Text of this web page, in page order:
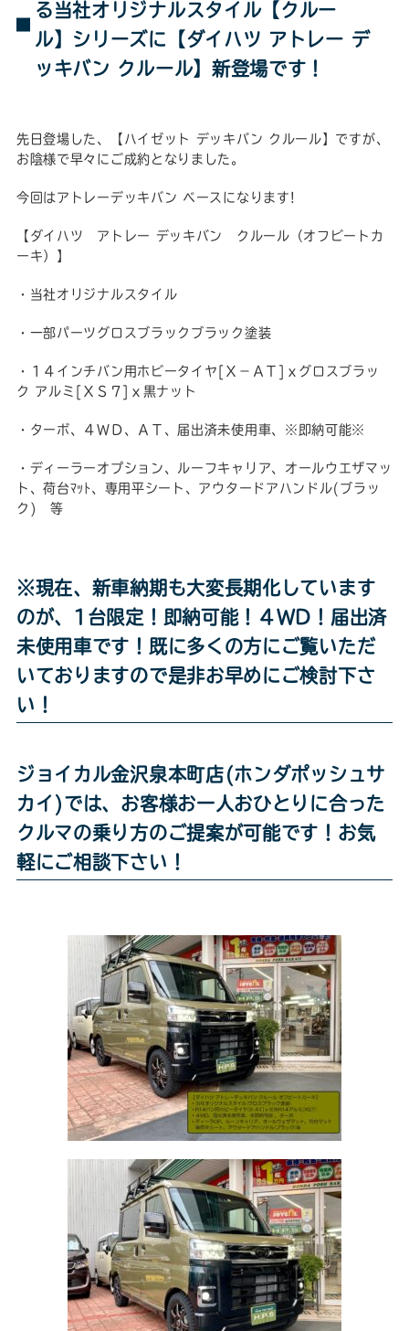
る当社オリジナルスタイル【クルー
ル】シリーズに【ダイハツ アトレー デ
ッキバン クルール】新登場です！
先日登場した、【ハイゼット デッキバン クルール】ですが、
お陰様で早々にご成約となりました。
今回はアトレーデッキバン ベースになります!
【ダイハツ アトレー デッキバン クルール（オフビートカ
ーキ）】
・当社オリジナルスタイル
・一部パーツグロスブラックブラック塗装
・１４インチバン用ホビータイヤ[Ｘ－ＡＴ]ｘグロスブラッ
ク アルミ[ＸＳ７]ｘ黒ナット
・ターボ、４ＷＤ、ＡＴ、届出済未使用車、※即納可能※
・ディーラーオプション、ルーフキャリア、オールウエザマッ
ト、荷台ﾏｯﾄ、専用平シート、アウタードアハンドル(ブラッ
ク) 等
※現在、新車納期も大変長期化しています
のが、1台限定！即納可能！４WD！届出済
未使用車です！既に多くの方にご覧いただ
いておりますので是非お早めにご検討下さ
い！
ジョイカル金沢泉本町店(ホンダポッシュサ
カイ)では、お客様お一人おひとりに合った
クルマの乗り方のご提案が可能です！お気
軽にご相談下さい！